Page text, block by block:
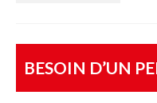
BESOIN D’UN